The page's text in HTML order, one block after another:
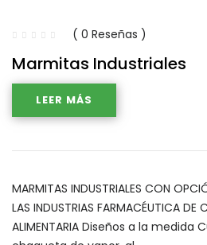
( 0 Reseñas )
Marmitas Industriales
LEER MÁS
MARMITAS INDUSTRIALES CON
LAS INDUSTRIAS FARMACÉUTICA DE
ALIMENTARIA Diseños a la